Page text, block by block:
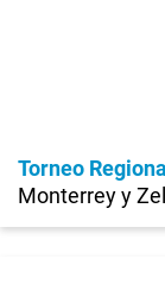
Torneo
Monterrey y